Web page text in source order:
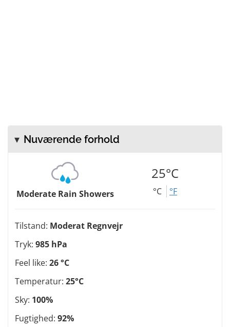
Nuværende forhold
Moderate Rain Showers
25°C
°C °F
Tilstand: Moderat Regnvejr
Tryk: 985 hPa
Feel like: 26 °C
Temperatur: 25°C
Sky: 100%
Fugtighed: 92%